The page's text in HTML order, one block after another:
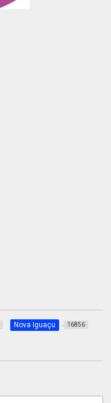
Nova Iguaçu 16856